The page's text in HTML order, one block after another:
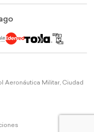
Aeronáutica Militar, Ciudad